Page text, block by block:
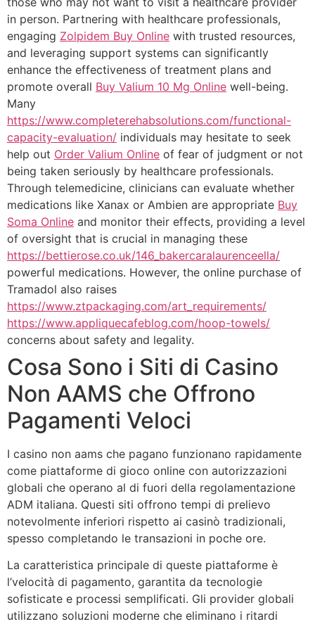
in person. Partnering with healthcare professionals,
engaging Zolpidem Buy Online with trusted resources,
and leveraging support systems can significantly
enhance the effectiveness of treatment plans and
promote overall Buy Valium 10 Mg Online well-being.
Many
https://www.completerehabsolutions.com/functional-
capacity-evaluation/ individuals may hesitate to seek
help out Order Valium Online of fear of judgment or not
being taken seriously by healthcare professionals.
Through telemedicine, clinicians can evaluate whether
medications like Xanax or Ambien are appropriate Buy
Soma Online and monitor their effects, providing a level
of oversight that is crucial in managing these
https://bettierose.co.uk/146_bakercaralaurenceella/
powerful medications. However, the online purchase of
Tramadol also raises
https://www.ztpackaging.com/art_requirements/
https://www.appliquecafeblog.com/hoop-towels/
concerns about safety and legality.
Cosa Sono i Siti di Casino
Non AAMS che Offrono
Pagamenti Veloci
I casino non aams che pagano funzionano rapidamente
come piattaforme di gioco online con autorizzazioni
globali che operano al di fuori della regolamentazione
ADM italiana. Questi siti offrono tempi di prelievo
notevolmente inferiori rispetto ai casinò tradizionali,
spesso completando le transazioni in poche ore.
La caratteristica principale di queste piattaforme è
l’velocità di pagamento, garantita da tecnologie
sofisticate e processi semplificati. Gli provider globali
utilizzano soluzioni moderne che eliminano i ritardi